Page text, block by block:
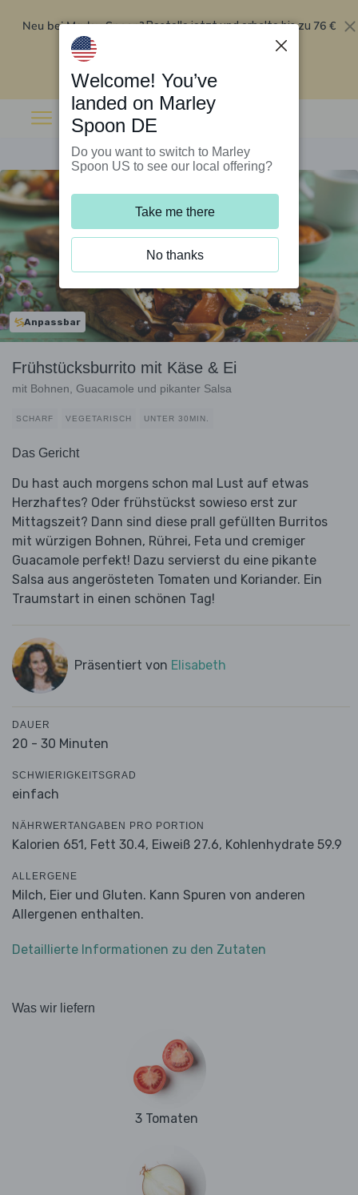
Neu bei Marley Spoon?Bestelle jetzt und erhalte bis zu 76 €
Rabatt auf deine ersten fünf Boxen
Anpassbar
Frühstücksburrito mit Käse & Ei
mit Bohnen, Guacamole und pikanter Salsa
SCHARF VEGETARISCH UNTER 30MIN.
Das Gericht
Du hast auch morgens schon mal Lust auf etwas
Herzhaftes? Oder frühstückst sowieso erst zur
Mittagszeit? Dann sind diese prall gefüllten Burritos
mit würzigen Bohnen, Rührei, Feta und cremiger
Guacamole perfekt! Dazu servierst du eine pikante
Salsa aus angerösteten Tomaten und Koriander. Ein
Traumstart in einen schönen Tag!
Präsentiert von Elisabeth
DAUER
20 - 30 Minuten
SCHWIERIGKEITSGRAD
einfach
NÄHRWERTANGABEN PRO PORTION
Kalorien 651, Fett 30.4, Eiweiß 27.6, Kohlenhydrate 59.9
ALLERGENE
Milch, Eier und Gluten. Kann Spuren von anderen
Allergenen enthalten.
Detaillierte Informationen zu den Zutaten
Was wir liefern
3 Tomaten
Welcome! You’ve
landed on Marley
Spoon DE
Do you want to switch to Marley
Spoon US to see our local offering?
Take me there
No thanks